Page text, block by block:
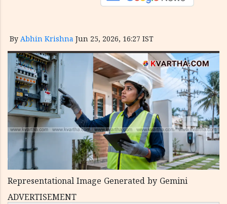
By Abhin Krishna Jun 25, 2026, 16:27 IST
Representational Image Generated by Gemini
ADVERTISEMENT